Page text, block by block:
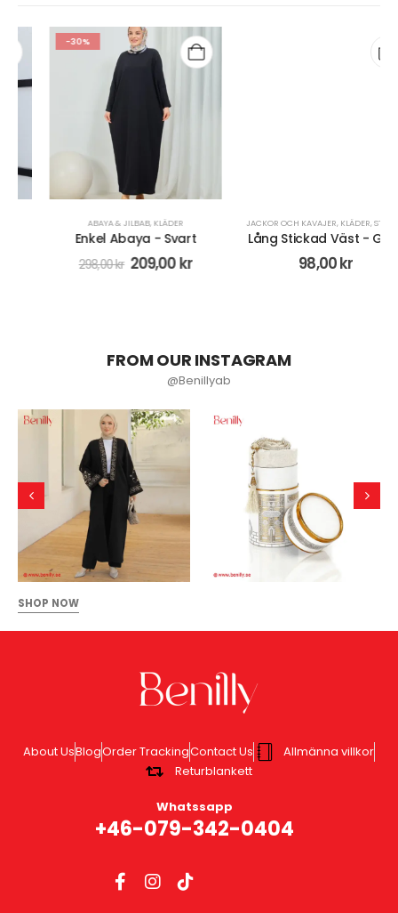
ABAYA & JILBAB, KLÄDER
Enkel Abaya - Svart
298,00kr 209,00kr
JACKOR OCH KAVAJER,KLÄDER,STICKAT
Lång Stickad Väst - Grön
98,00kr
FROM OUR INSTAGRAM
@Benillyab
SHOP NOW
About UsBlogOrder TrackingContact Us
Allmänna villkor
Returblankett
Whatssapp
+46-079-342-0404